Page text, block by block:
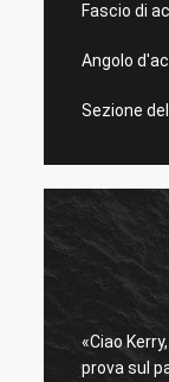
Fascio di
Angolo
Sezione
«Ciao
prova sul